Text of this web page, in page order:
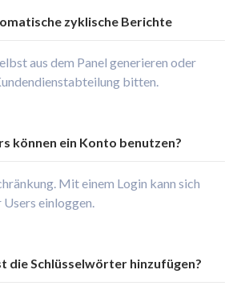
zyklische Berichte
aus dem Panel generieren oder
bitten.
können ein Konto benutzen?
Mit einem Login kann sich
einloggen.
die Schlüsselwörter hinzufügen?